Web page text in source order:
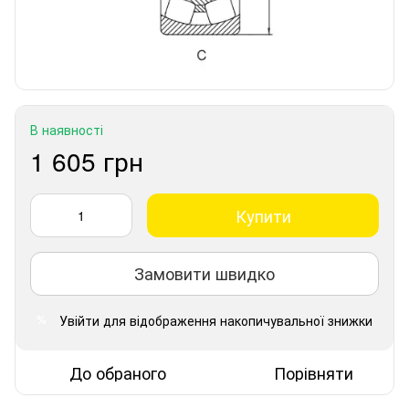
В наявності
1 605 грн
Купити
Замовити швидко
Увійти для відображення накопичувальної знижки
До обраного Порівняти